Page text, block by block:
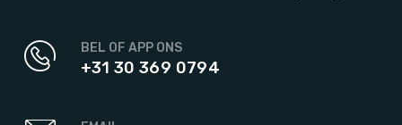
BEL OF APP ONS
+31 30 369 0794